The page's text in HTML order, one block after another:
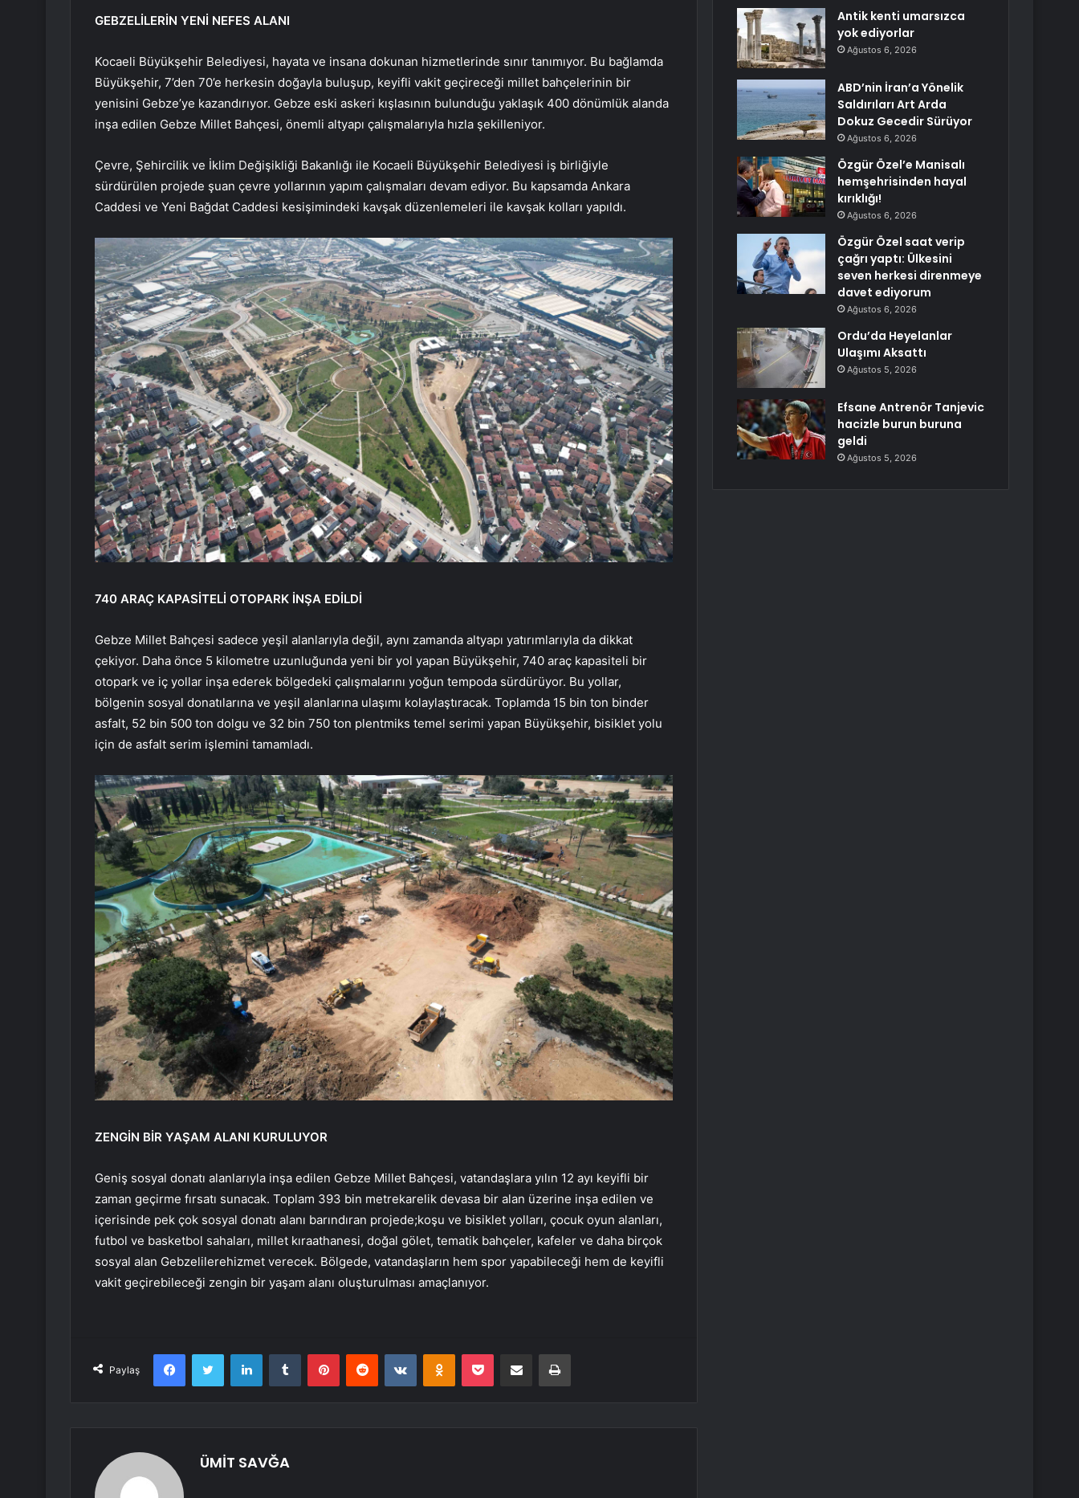
GEBZELİLERİN YENİ NEFES ALANI
Kocaeli Büyükşehir Belediyesi, hayata ve insana dokunan hizmetlerinde sınır tanımıyor. Bu bağlamda
Büyükşehir, 7’den 70’e herkesin doğayla buluşup, keyifli vakit geçireceği millet bahçelerinin bir
yenisini Gebze’ye kazandırıyor. Gebze eski askeri kışlasının bulunduğu yaklaşık 400 dönümlük alanda
inşa edilen Gebze Millet Bahçesi, önemli altyapı çalışmalarıyla hızla şekilleniyor.
Çevre, Şehircilik ve İklim Değişikliği Bakanlığı ile Kocaeli Büyükşehir Belediyesi iş birliğiyle
sürdürülen projede şuan çevre yollarının yapım çalışmaları devam ediyor. Bu kapsamda Ankara
Caddesi ve Yeni Bağdat Caddesi kesişimindeki kavşak düzenlemeleri ile kavşak kolları yapıldı.
740 ARAÇ KAPASİTELİ OTOPARK İNŞA EDİLDİ
Gebze Millet Bahçesi sadece yeşil alanlarıyla değil, aynı zamanda altyapı yatırımlarıyla da dikkat
çekiyor. Daha önce 5 kilometre uzunluğunda yeni bir yol yapan Büyükşehir, 740 araç kapasiteli bir
otopark ve iç yollar inşa ederek bölgedeki çalışmalarını yoğun tempoda sürdürüyor. Bu yollar,
bölgenin sosyal donatılarına ve yeşil alanlarına ulaşımı kolaylaştıracak. Toplamda 15 bin ton binder
asfalt, 52 bin 500 ton dolgu ve 32 bin 750 ton plentmiks temel serimi yapan Büyükşehir, bisiklet yolu
için de asfalt serim işlemini tamamladı.
ZENGİN BİR YAŞAM ALANI KURULUYOR
Geniş sosyal donatı alanlarıyla inşa edilen Gebze Millet Bahçesi, vatandaşlara yılın 12 ayı keyifli bir
zaman geçirme fırsatı sunacak. Toplam 393 bin metrekarelik devasa bir alan üzerine inşa edilen ve
içerisinde pek çok sosyal donatı alanı barındıran projede;koşu ve bisiklet yolları, çocuk oyun alanları,
futbol ve basketbol sahaları, millet kıraathanesi, doğal gölet, tematik bahçeler, kafeler ve daha birçok
sosyal alan Gebzelilerehizmet verecek. Bölgede, vatandaşların hem spor yapabileceği hem de keyifli
vakit geçirebileceği zengin bir yaşam alanı oluşturulması amaçlanıyor.
Paylaş
FacebookTwitter LinkedInTumblr PinterestReddit VKontakteOdnoklassniki
Pocket E-Posta ile paylaş Yazdır
ÜMİT SAVĞA
Antik kenti umarsızca
yok ediyorlar
Ağustos 6, 2026
ABD’nin İran’a Yönelik
Saldırıları Art Arda
Dokuz Gecedir Sürüyor
Ağustos 6, 2026
Özgür Özel’e Manisalı
hemşehrisinden hayal
kırıklığı!
Ağustos 6, 2026
Özgür Özel saat verip
çağrı yaptı: Ülkesini
seven herkesi direnmeye
davet ediyorum
Ağustos 6, 2026
Ordu’da Heyelanlar
Ulaşımı Aksattı
Ağustos 5, 2026
Efsane Antrenör Tanjevic
hacizle burun buruna
geldi
Ağustos 5, 2026